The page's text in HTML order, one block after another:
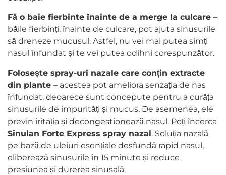
Fă o baie fierbinte înainte de a merge la culcare –
băile fierbinți, înainte de culcare, pot ajuta sinusurile
să dreneze mucusul. Astfel, nu vei mai putea simți
nasul înfundat și te vei putea odihni corespunzător.
Folosește spray-uri nazale care conțin extracte
din plante – acestea pot ameliora senzația de nas
înfundat, deoarece sunt concepute pentru a curăța
sinusurile de impurități și mucus. De asemenea, ele
previn iritația și decongestionează nasul. Poți încerca
Sinulan Forte Express spray nazal. Soluția nazală
pe bază de uleiuri esențiale desfundă rapid nasul,
eliberează sinusurile în 15 minute și reduce
presiunea și durerea sinusală.